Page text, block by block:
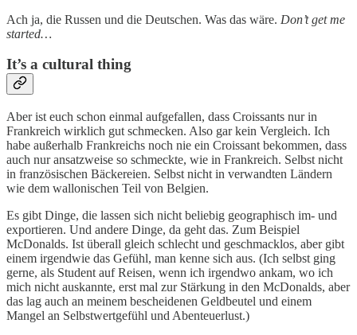
Ach ja, die Russen und die Deutschen. Was das wäre. Don’t get me
started…
It’s a cultural thing
Aber ist euch schon einmal aufgefallen, dass Croissants nur in
Frankreich wirklich gut schmecken. Also gar kein Vergleich. Ich
habe außerhalb Frankreichs noch nie ein Croissant bekommen, dass
auch nur ansatzweise so schmeckte, wie in Frankreich. Selbst nicht
in französischen Bäckereien. Selbst nicht in verwandten Ländern
wie dem wallonischen Teil von Belgien.
Es gibt Dinge, die lassen sich nicht beliebig geographisch im- und
exportieren. Und andere Dinge, da geht das. Zum Beispiel
McDonalds. Ist überall gleich schlecht und geschmacklos, aber gibt
einem irgendwie das Gefühl, man kenne sich aus. (Ich selbst ging
gerne, als Student auf Reisen, wenn ich irgendwo ankam, wo ich
mich nicht auskannte, erst mal zur Stärkung in den McDonalds, aber
das lag auch an meinem bescheidenen Geldbeutel und einem
Mangel an Selbstwertgefühl und Abenteuerlust.)